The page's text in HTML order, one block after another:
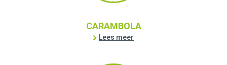
CARAMBOLA
Lees meer